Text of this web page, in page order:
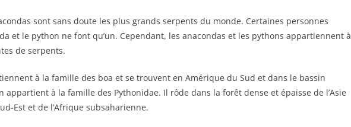
sont sans doute les plus grands serpents du monde. Certaines personnes
et le python ne font qu’un. Cependant, les anacondas et les pythons appartiennent à
de serpents.
à la famille des boa et se trouvent en Amérique du Sud et dans le bassin
appartient à la famille des Pythonidae. Il rôde dans la forêt dense et épaisse de l’Asie
Est et de l’Afrique subsaharienne.